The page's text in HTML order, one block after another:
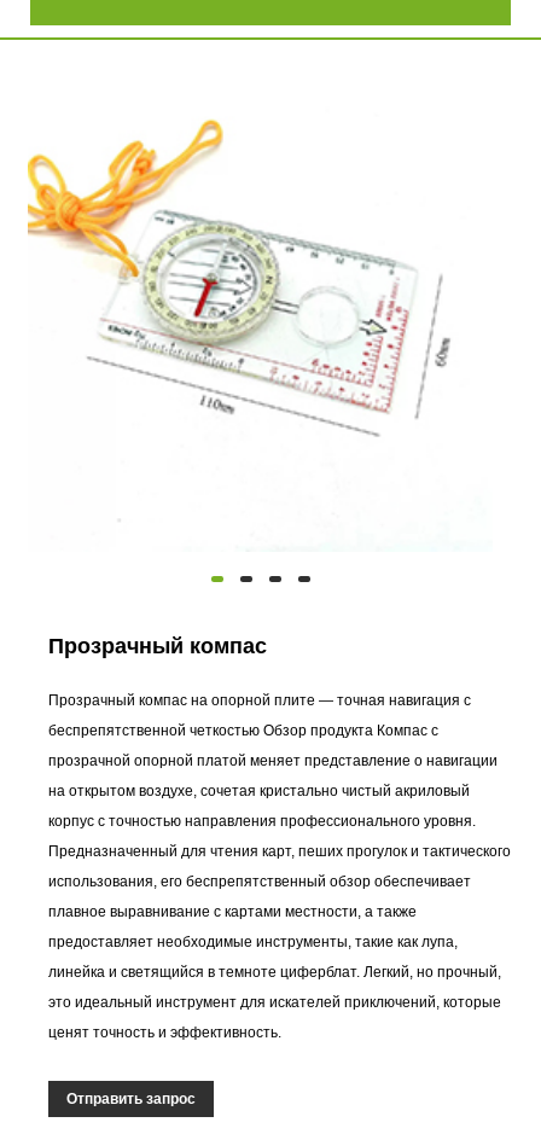
Прозрачный компас
Прозрачный компас на опорной плите — точная навигация с
беспрепятственной четкостью Обзор продукта Компас с
прозрачной опорной платой меняет представление о навигации
на открытом воздухе, сочетая кристально чистый акриловый
корпус с точностью направления профессионального уровня.
Предназначенный для чтения карт, пеших прогулок и тактического
использования, его беспрепятственный обзор обеспечивает
плавное выравнивание с картами местности, а также
предоставляет необходимые инструменты, такие как лупа,
линейка и светящийся в темноте циферблат. Легкий, но прочный,
это идеальный инструмент для искателей приключений, которые
ценят точность и эффективность.
Отправить запрос